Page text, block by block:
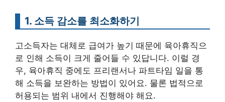
1. 소득 감소를 최소화하기
고소득자는 대체로 급여가 높기 때문에 육아휴직으
로 인해 소득이 크게 줄어들 수 있답니다. 이럴 경
우, 육아휴직 중에도 프리랜서나 파트타임 일을 통
해 소득을 보완하는 방법이 있어요. 물론 법적으로
허용되는 범위 내에서 진행해야 해요.